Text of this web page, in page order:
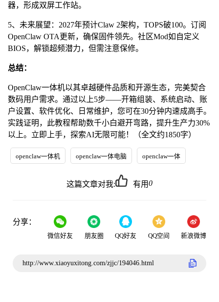
器，形成双屏工作站。
5、未来展望：2027年预计Claw 2架构，TOPS破100。订阅
OpenClaw OTA更新，确保固件领先。社区Mod如自定义
BIOS，解锁超频潜力，但需注意保修。
总结：
OpenClaw一体机以其卓越硬件品质和开源生态，完美契合
数码用户需求。通过以上5步——开箱组装、系统启动、账
户设置、软件优化、日常维护，您可在30分钟内速成高手。
实践证明，此教程帮助数千小白避开弯路，提升生产力30%
以上。立即上手，探索AI无限可能！（全文约1850字）
openclaw一体机 openclaw一体电脑 openclaw一体
这篇文章对我: 有用0
分享：
微信好友 朋友圈 QQ好友 QQ空间 新浪微博
http://www.xiaoyuxitong.com/zjjc/194046.html